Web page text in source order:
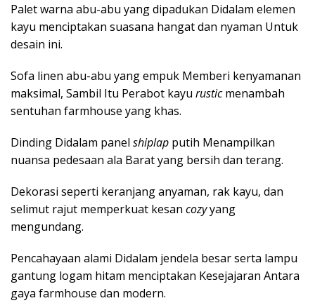
Palet warna abu-abu yang dipadukan Didalam elemen
kayu menciptakan suasana hangat dan nyaman Untuk
desain ini.
Sofa linen abu-abu yang empuk Memberi kenyamanan
maksimal, Sambil Itu Perabot kayu rusticmenambah
sentuhan farmhouse yang khas.
Dinding Didalam panel shiplap putih Menampilkan
nuansa pedesaan ala Barat yang bersih dan terang.
Dekorasi seperti keranjang anyaman, rak kayu, dan
selimut rajut memperkuat kesan cozyyang
mengundang.
Pencahayaan alami Didalam jendela besar serta lampu
gantung logam hitam menciptakan Kesejajaran Antara
gaya farmhouse dan modern.